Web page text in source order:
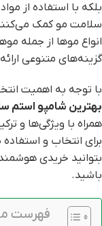
بلکه با استفاده از
سلامت مو کمک
انواع موها از جمله
گزینه‌های متنوعی
با توجه به اهمیت
بهترین شامپو استم
همراه با ویژگی‌ها و
برای انتخاب و
بتوانید خریدی
باشید.
فهرست